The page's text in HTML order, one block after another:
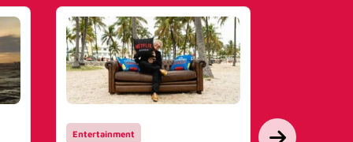
Entertainment